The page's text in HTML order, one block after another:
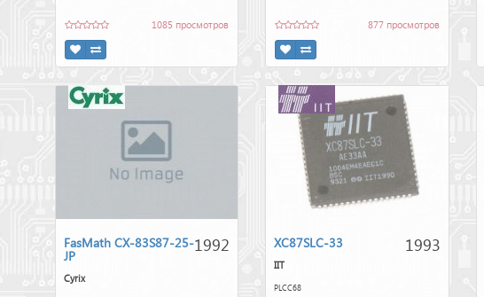
1085 просмотров 877 просмотров
1992
FasMath CX-83S87-25-
JP
Cyrix
1993
XC87SLC-33
IIT
PLCC68